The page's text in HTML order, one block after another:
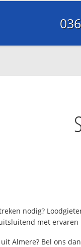
nodig?
met ervaren
Almere? Bel ons